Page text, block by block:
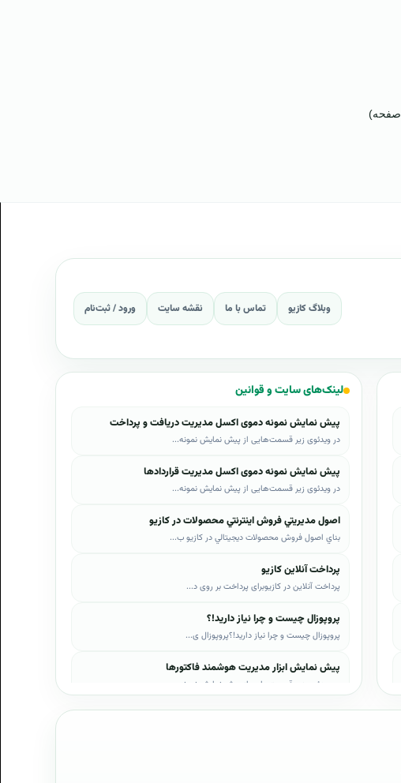
وبلاگ کازیو تماس با ما نقشه سایت ورود / ثبت‌نام
لینک‌های سایت و قوانین
پیش نمایش نمونه دموی اکسل مدیریت دریافت و پرداخت
در ویدئوی زیر قسمت‌هایی از پیش نمایش نمونه...
پیش نمایش نمونه دموی اکسل مدیریت قراردادها
در ویدئوی زیر قسمت‌هایی از پیش نمایش نمونه...
اصول مديريتي فروش اينترنتي محصولات در کازيو
بناي اصول فروش محصولات ديجيتالي در کازيو ب...
پرداخت آنلاین کازیو
پرداخت آنلاین در کازیوبرای پرداخت بر روی د...
پروپوزال چیست و چرا نیاز دارید!؟
پروپوزال چیست و چرا نیاز دارید!؟پروپوزال ی...
پیش نمایش ابزار مدیریت هوشمند فاکتورها
در ویدئوی زیر قسمت‌هایی از پیش نمایش نمونه...